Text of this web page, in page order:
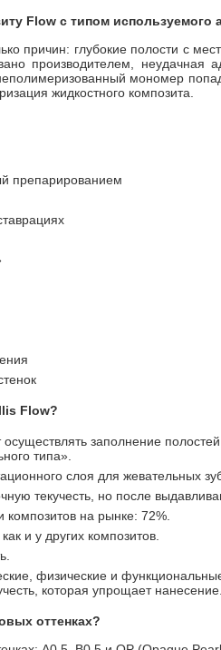
Flow с типом используемого
причин: глубокие полости с
производителем, неудачная
мономер
жидкостного композита.
препарированием
Flow?
осуществлять заполнение
типа».
слоя для жевательных
текучесть, но после
на рынке: 72%.
и у других композитов.
физические и
которая упрощает нанесение.
оттенках?